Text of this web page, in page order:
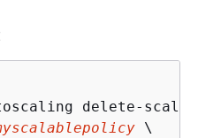
delete-
\